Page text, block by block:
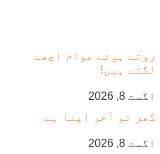
روتے ہوئے عوام اچھے
لگتے ہیں!
اگست 8, 2026
گھر تو آخر اپنا ہے
اگست 8, 2026